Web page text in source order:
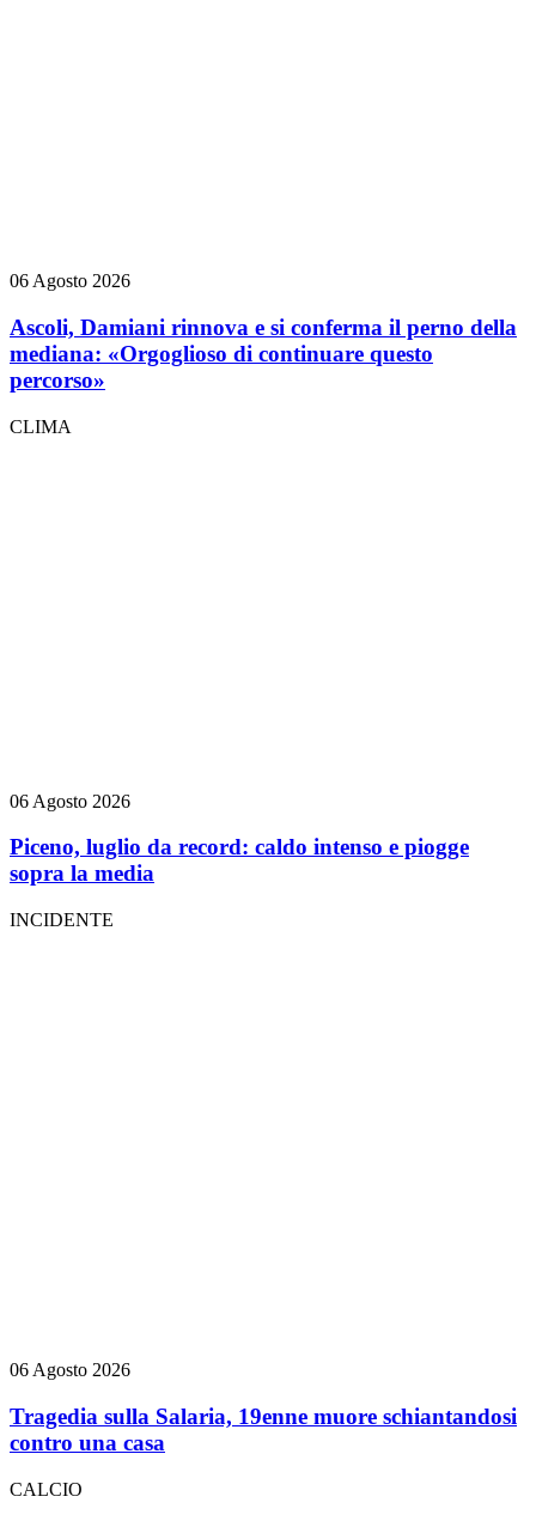
06 Agosto 2026
Ascoli, Damiani rinnova e si conferma il perno della
mediana: «Orgoglioso di continuare questo
percorso»
CLIMA
06 Agosto 2026
Piceno, luglio da record: caldo intenso e piogge
sopra la media
INCIDENTE
06 Agosto 2026
Tragedia sulla Salaria, 19enne muore schiantandosi
contro una casa
CALCIO